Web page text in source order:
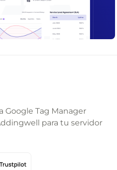
Google Tag Manager
para tu servidor